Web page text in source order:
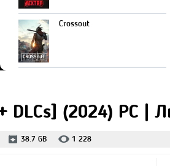
Crossout
(2024) PC |
38.7 GB 1 228